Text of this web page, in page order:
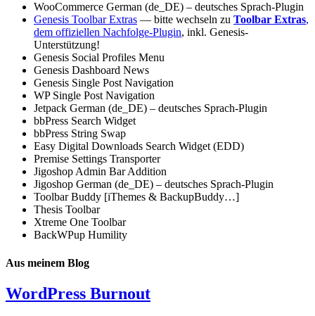
WooCommerce German (de_DE) – deutsches Sprach-Plugin
Genesis Toolbar Extras — bitte wechseln zu Toolbar Extras,
dem offiziellen Nachfolge-Plugin, inkl. Genesis-
Unterstützung!
Genesis Social Profiles Menu
Genesis Dashboard News
Genesis Single Post Navigation
WP Single Post Navigation
Jetpack German (de_DE) – deutsches Sprach-Plugin
bbPress Search Widget
bbPress String Swap
Easy Digital Downloads Search Widget (EDD)
Premise Settings Transporter
Jigoshop Admin Bar Addition
Jigoshop German (de_DE) – deutsches Sprach-Plugin
Toolbar Buddy [iThemes & BackupBuddy…]
Thesis Toolbar
Xtreme One Toolbar
BackWPup Humility
Aus meinem Blog
WordPress Burnout